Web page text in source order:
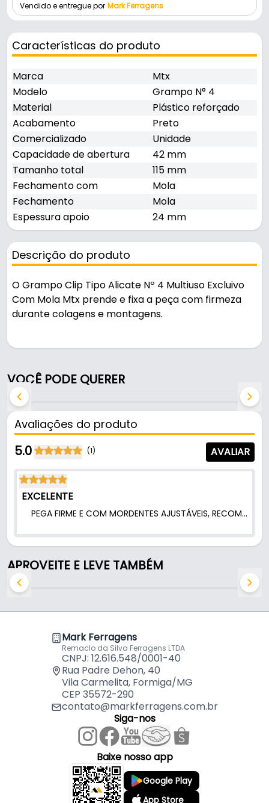
Vendido e entregue por Mark Ferragens
Características do produto
Marca
Mtx
Modelo
Grampo N° 4
Material
Plástico reforçado
Acabamento
Preto
Comercializado
Unidade
Capacidade de abertura
42 mm
Tamanho total
115 mm
Fechamento com
Mola
Fechamento
Mola
Espessura apoio
24 mm
Descrição do produto
O Grampo Clip Tipo Alicate Nº 4 Multiuso Excluivo
Com Mola Mtx prende e fixa a peça com firmeza
durante colagens e montagens.
Fabricado em Plástico reforçado com acabamento
preto, é resistente e durável no uso diário.
Características:
- Marca: Mtx
- Modelo: Grampo N° 4
- Material: Plástico reforçado
- Acabamento: Preto
- Comercializado: Unidade
- Capacidade de abertura: 42 mm
- Tamanho total: 115 mm
- Fechamento com: Mola
- Fechamento: Mola
- Espessura apoio: 24 mm
VOCÊ PODE QUERER
Avaliações do produto
5.0 (1) AVALIAR
EXCELENTE
PEGA FIRME E COM MORDENTES AJUSTÁVEIS, RECOMENDO!.
APROVEITE E LEVE TAMBÉM
Mark Ferragens
Remaclo da Silva Ferragens LTDA
CNPJ: 12.616.548/0001-40
Rua Padre Dehon, 40
Vila Carmelita, Formiga/MG
CEP 35572-290
contato@markferragens.com.br
Siga-nos
Baixe nosso app
Google Play
App Store